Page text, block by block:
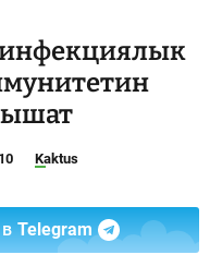
Kaktus
Telegram